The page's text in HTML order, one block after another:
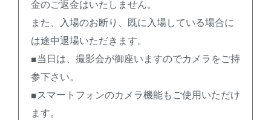
金のご返金はいたしません。
また、入場のお断り、既に入場している場合に
は途中退場いただきます。
■当日は、撮影会が御座いますのでカメラをご持
参下さい。
■スマートフォンのカメラ機能もご使用いただけ
ます。